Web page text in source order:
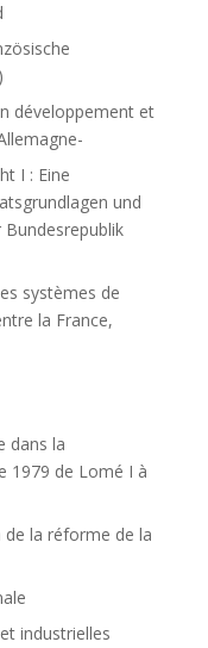
développement et
I : Eine
und
systèmes de
la France,
dans la
1979 de Lomé I à
de la réforme de la
industrielles